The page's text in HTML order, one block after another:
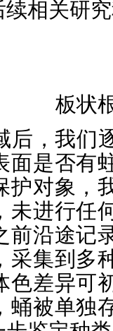
相关研
板状
后，我们
面是否有
护对象，
未进行任
前沿途记
采集到多
色差异可
蛹被单独